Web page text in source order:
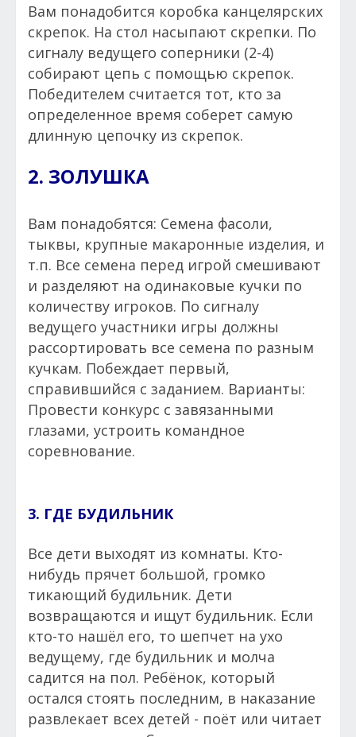
Вам понадобится коробка канцелярских
скрепок. На стол насыпают скрепки. По
сигналу ведущего соперники (2-4)
собирают цепь с помощью скрепок.
Победителем считается тот, кто за
определенное время соберет самую
длинную цепочку из скрепок.
2. ЗОЛУШКА
Вам понадобятся: Семена фасоли,
тыквы, крупные макаронные изделия, и
т.п. Все семена перед игрой смешивают
и разделяют на одинаковые кучки по
количеству игроков. По сигналу
ведущего участники игры должны
рассортировать все семена по разным
кучкам. Побеждает первый,
справившийся с заданием. Варианты:
Провести конкурс с завязанными
глазами, устроить командное
соревнование.
3. ГДЕ БУДИЛЬНИК
Все дети выходят из комнаты. Кто-
нибудь прячет большой, громко
тикающий будильник. Дети
возвращаются и ищут будильник. Если
кто-то нашёл его, то шепчет на ухо
ведущему, где будильник и молча
садится на пол. Ребёнок, который
остался стоять последним, в наказание
развлекает всех детей - поёт или читает